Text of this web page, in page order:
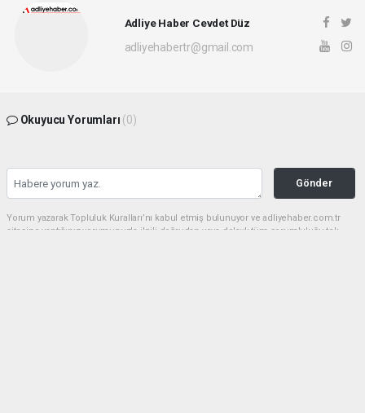
Adliye Haber Cevdet Düz
adliyehabertr@gmail.com
Okuyucu Yorumları (0)
Gönder
Yorum yazarak Topluluk Kuralları’nı kabul etmiş bulunuyor ve adliyehaber.com.tr
sitesine yaptığınız yorumunuzla ilgili doğrudan veya dolaylı tüm sorumluluğu tek